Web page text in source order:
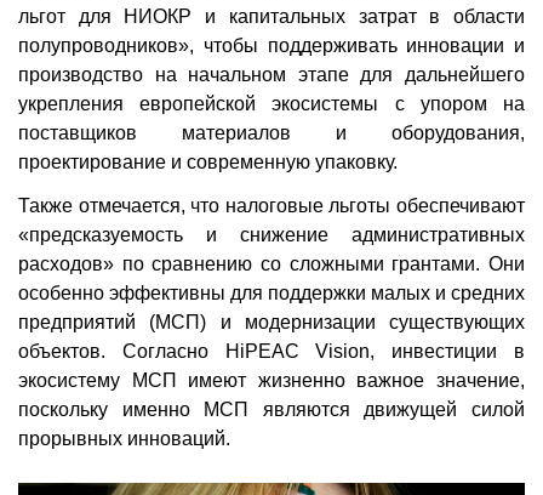
льгот для НИОКР и капитальных затрат в области
полупроводников», чтобы поддерживать инновации и
производство на начальном этапе для дальнейшего
укрепления европейской экосистемы с упором на
поставщиков материалов и оборудования,
проектирование и современную упаковку.
Также отмечается, что налоговые льготы обеспечивают
«предсказуемость и снижение административных
расходов» по сравнению со сложными грантами. Они
особенно эффективны для поддержки малых и средних
предприятий (МСП) и модернизации существующих
объектов. Согласно HiPEAC Vision, инвестиции в
экосистему МСП имеют жизненно важное значение,
поскольку именно МСП являются движущей силой
прорывных инноваций.